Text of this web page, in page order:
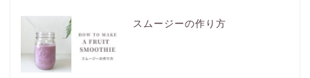
スムージーの作り方